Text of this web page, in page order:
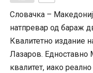
Словачка –
натпревар од бараж
Квалитетно издание
Лазаров. Едноставно
квалитет, иако